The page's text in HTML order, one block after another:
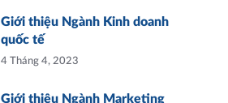
Giới thiệu Ngành Kinh doanh
quốc tế
4 Tháng 4, 2023
Giới thiệu Ngành Marketing